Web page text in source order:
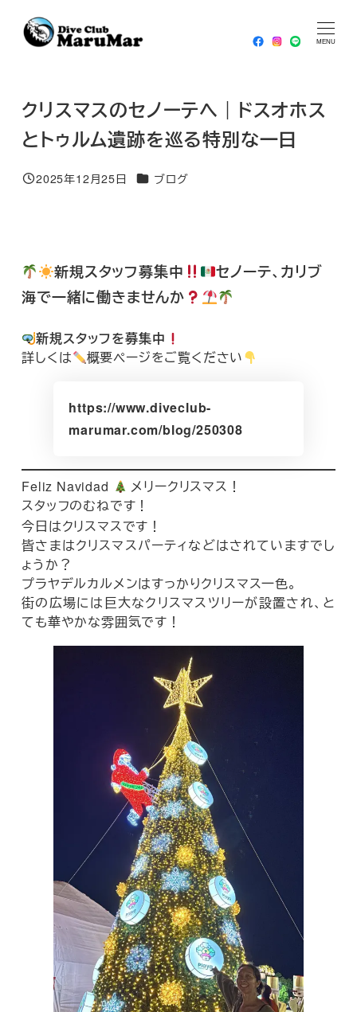
MENU
HOME ブログ
クリスマスのセノーテへ｜ドスオホスとトゥル
ム遺跡を巡る特別な一日
クリスマスのセノーテへ｜ドスオホス
とトゥルム遺跡を巡る特別な一日
投稿日
2025年12月25日 カテゴリー
ブログ
新規スタッフ募集中
セノーテ、カリブ
海で一緒に働きませんか
新規スタッフを募集中
詳しくは
概要ページをご覧ください
https://www.diveclub-
marumar.com/blog/250308
Feliz Navidad
メリークリスマス！
スタッフのむねです！
今日はクリスマスです！
皆さまはクリスマスパーティなどはされていますでし
ょうか？
プラヤデルカルメンはすっかりクリスマス一色。
街の広場には巨大なクリスマスツリーが設置され、と
ても華やかな雰囲気です！